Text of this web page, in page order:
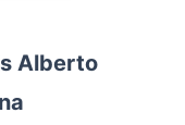
Alberto